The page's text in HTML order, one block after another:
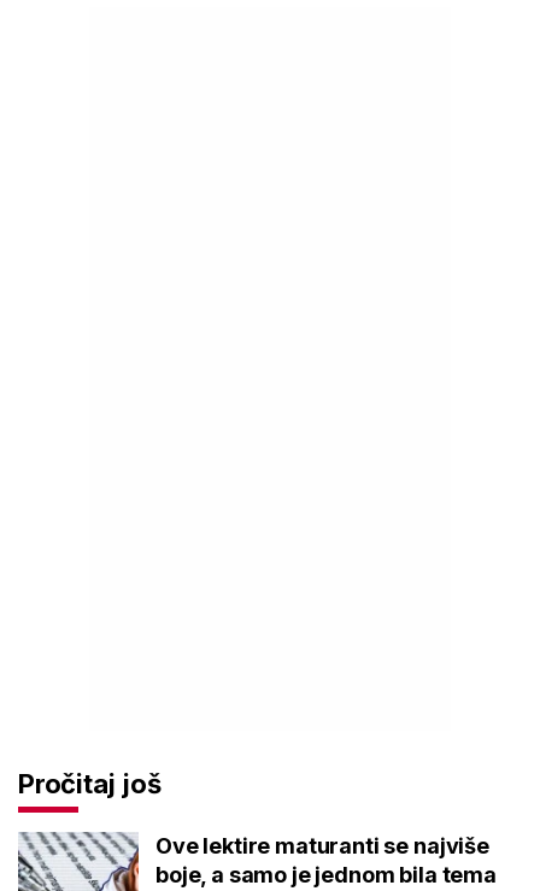
Pročitaj još
Ove lektire maturanti se najviše
boje, a samo je jednom bila tema